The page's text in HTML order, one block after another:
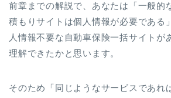
前章までの解説で、あなたは「一般的
積もりサイトは個人情報が必要である
人情報不要な自動車保険一括サイトが
理解できたかと思います。
そのため「同じようなサービスであれ